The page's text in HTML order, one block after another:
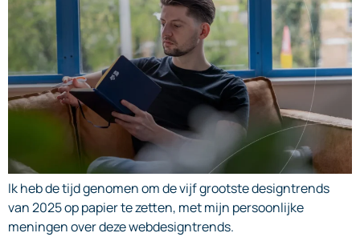
Ik heb de tijd genomen om de vijf grootste designtrends
van 2025 op papier te zetten, met mijn persoonlijke
meningen over deze webdesigntrends.